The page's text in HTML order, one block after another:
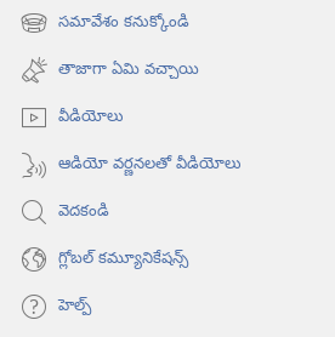
విండో
ఓపెన్‌
అవుతుంది)
సమావేశం కనుక్కోండి
(కొత్త
విండో
ఓపెన్‌
అవుతుంది)
తాజాగా ఏమి వచ్చాయి
వీడియోలు
ఆడియో వర్ణనలతో వీడియోలు
వెదకండి
గ్లోబల్‌ కమ్యూనికేషన్స్‌
హెల్ప్‌